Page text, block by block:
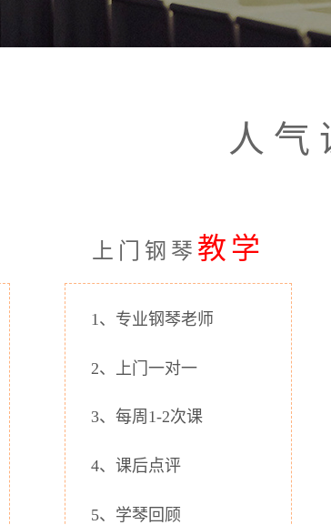
人气
上门钢琴 教学
1、专业钢琴老师
2、上门一对一
3、每周1-2次课
4、课后点评
5、学琴回顾